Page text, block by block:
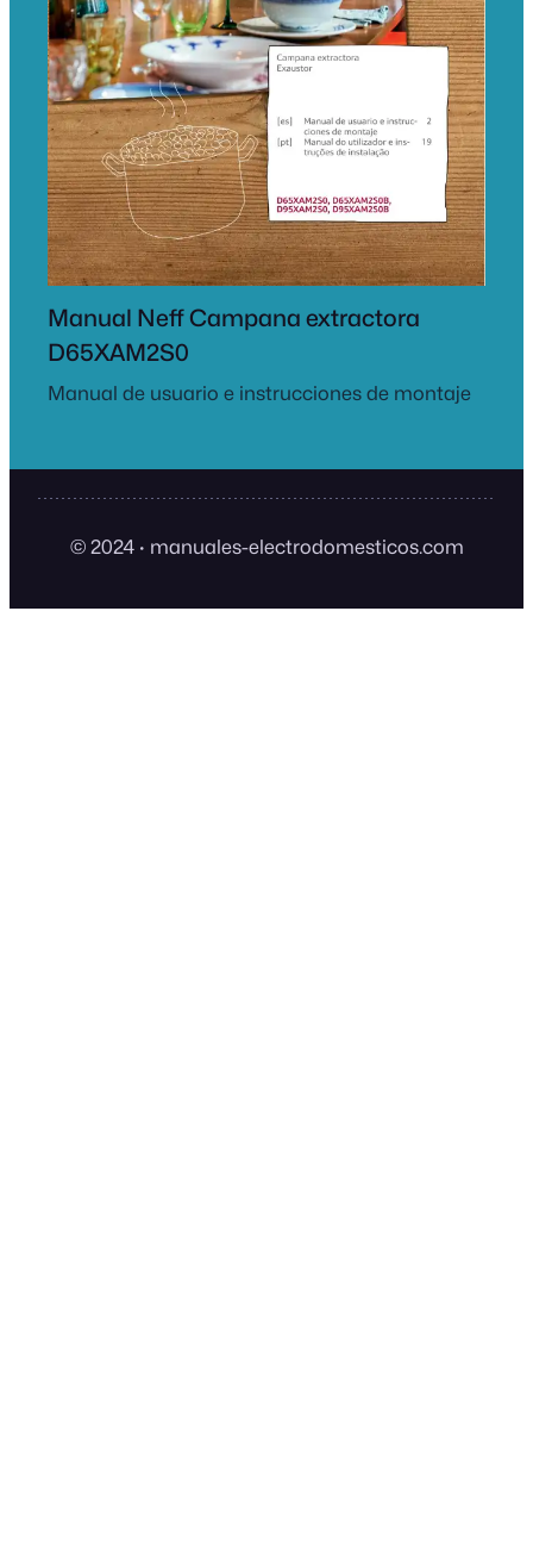
Manual Neff Campana extractora
D65XAM2S0
Manual de usuario e instrucciones de montaje
© 2024 · manuales-electrodomesticos.com